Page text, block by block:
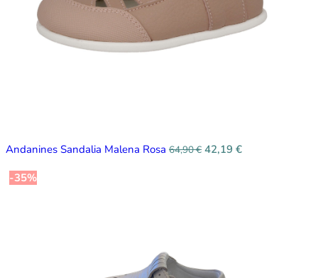
Andanines Sandalia Malena Rosa 64,90€ 42,19 €
-35%